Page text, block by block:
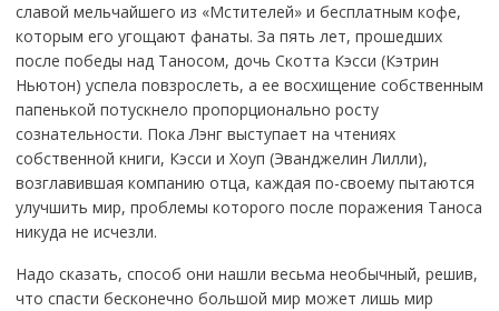
славой мельчайшего из «Мстителей» и бесплатным кофе,
которым его угощают фанаты. За пять лет, прошедших
после победы над Таносом, дочь Скотта Кэсси (Кэтрин
Ньютон) успела повзрослеть, а ее восхищение собственным
папенькой потускнело пропорционально росту
сознательности. Пока Лэнг выступает на чтениях
собственной книги, Кэсси и Хоуп (Эванджелин Лилли),
возглавившая компанию отца, каждая по-своему пытаются
улучшить мир, проблемы которого после поражения Таноса
никуда не исчезли.
Надо сказать, способ они нашли весьма необычный, решив,
что спасти бесконечно большой мир может лишь мир